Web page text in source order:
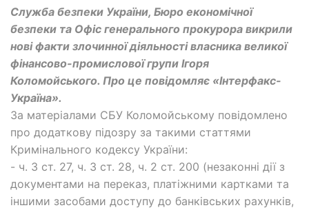
Служба безпеки України, Бюро економічної
безпеки та Офіс генерального прокурора викрили
нові факти злочинної діяльності власника великої
фінансово-промислової групи Ігоря
Коломойського. Про це повідомляє «Інтерфакс-
Україна».
За матеріалами СБУ Коломойському повідомлено
про додаткову підозру за такими статтями
Кримінального кодексу України:
- ч. 3 ст. 27, ч. 3 ст. 28, ч. 2 ст. 200 (незаконні дії з
документами на переказ, платіжними картками та
іншими засобами доступу до банківських рахунків,